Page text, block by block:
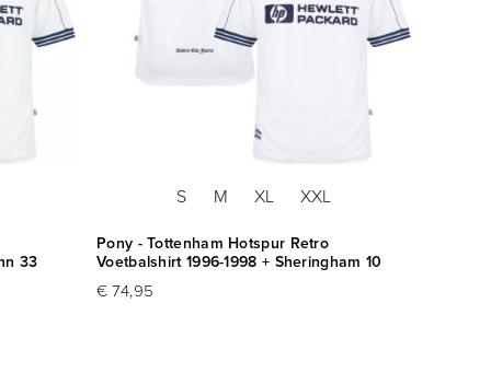
33
S M XL XXL
Pony - Tottenham Hotspur Retro
Voetbalshirt 1996-1998 + Sheringham 10
€ 74,95